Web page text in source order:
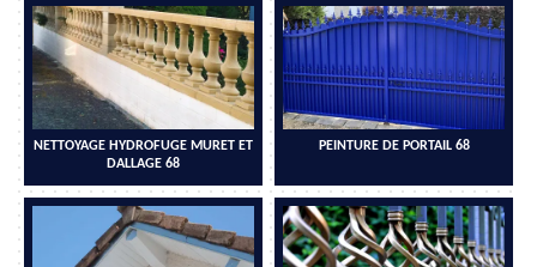
NETTOYAGE HYDROFUGE MURET ET
DALLAGE 68
PEINTURE DE PORTAIL 68